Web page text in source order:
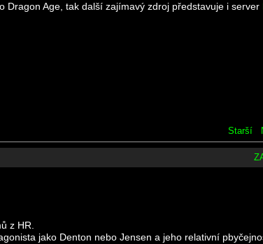
Dragon Age, tak další zajímavý zdroj představuje i server
Starší
z HR.
jako Denton nebo Jensen a jeho relativní